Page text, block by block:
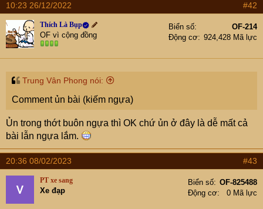
10:23 26/12/2022 #42
Thích Là Bụp
OF vì cộng đồng
Biển số
OF-214
Động cơ
924,428 Mã lực
Trung Vân Phong nói:
Comment ủn bài (kiếm ngựa)
Ủn trong thớt buôn ngựa thì OK chứ ủn ở đây là dễ mất cả
bài lẫn ngựa lắm.
20:36 08/02/2023 #43
PT xe sang
Xe đạp
Biển số
OF-825488
Động cơ
0 Mã lực